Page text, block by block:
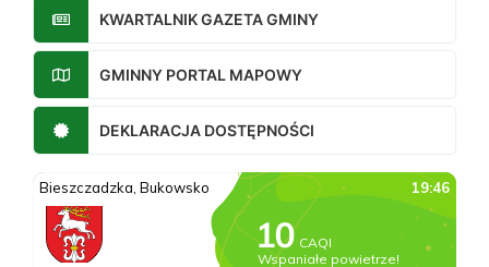
KWARTALNIK GAZETA GMINY
GMINNY PORTAL MAPOWY
DEKLARACJA DOSTĘPNOŚCI